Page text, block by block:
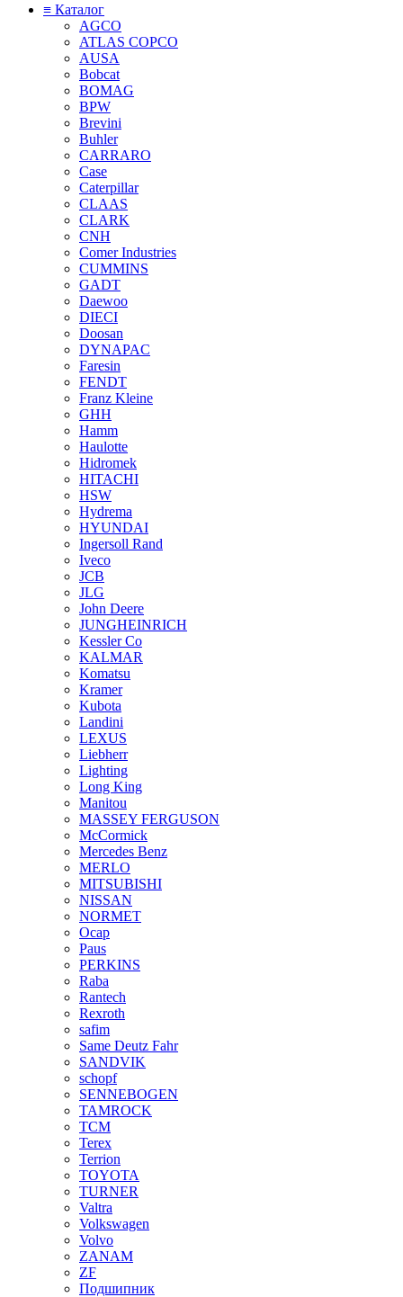
≡ Каталог
AGCO
ATLAS COPCO
AUSA
Bobcat
BOMAG
BPW
Brevini
Buhler
CARRARO
Case
Caterpillar
CLAAS
CLARK
CNH
Comer Industries
CUMMINS
GADT
Daewoo
DIECI
Doosan
DYNAPAC
Faresin
FENDT
Franz Kleine
GHH
Hamm
Haulotte
Hidromek
HITACHI
HSW
Hydrema
HYUNDAI
Ingersoll Rand
Iveco
JCB
JLG
John Deere
JUNGHEINRICH
Kessler Co
KALMAR
Komatsu
Kramer
Kubota
Landini
LEXUS
Liebherr
Lighting
Long King
Manitou
MASSEY FERGUSON
McCormick
Mercedes Benz
MERLO
MITSUBISHI
NISSAN
NORMET
Ocap
Paus
PERKINS
Raba
Rantech
Rexroth
safim
Same Deutz Fahr
SANDVIK
schopf
SENNEBOGEN
TAMROCK
TCM
Terex
Terrion
TOYOTA
TURNER
Valtra
Volkswagen
Volvo
ZANAM
ZF
Подшипник